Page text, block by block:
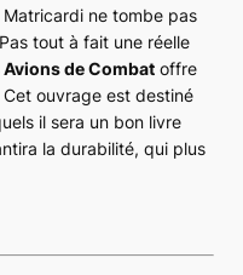
ne tombe pas
tout à fait une réelle
de Combat offre
ouvrage est destiné
il sera un bon livre
la durabilité, qui plus